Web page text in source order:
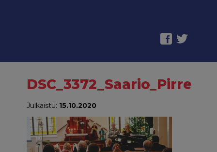
DSC_3372_Saario_Pirre
Julkaistu: 15.10.2020